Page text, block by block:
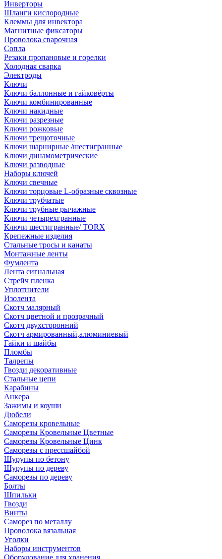
Инверторы
Шланги кислородные
Клеммы для инвектора
Магнитные фиксаторы
Проволока сварочная
Сопла
Резаки пропановые и горелки
Холодная сварка
Электроды
Ключи
Ключи баллонные и гайковёрты
Ключи комбинированные
Ключи накидные
Ключи разрезные
Ключи рожковые
Ключи трещоточные
Ключи шарнирные /шестигранные
Ключи динамометрические
Ключи разводные
Наборы ключей
Ключи свечные
Ключи торцовые L-образные сквозные
Ключи трубчатые
Ключи трубные рычажные
Ключи четырехгранные
Ключи шестигранные/ TORX
Крепежные изделия
Стальные тросы и канаты
Монтажные ленты
Фумлента
Лента сигнальная
Стрейч пленка
Уплотнители
Изолента
Скотч малярный
Скотч цветной и прозрачный
Скотч двухсторонний
Скотч армированный,алюминиевый
Гайки и шайбы
Пломбы
Талрепы
Гвозди декоративные
Стальные цепи
Карабины
Анкера
Зажимы и коуши
Дюбели
Саморезы кровельные
Саморезы Кровельные Цветные
Саморезы Кровельные Цинк
Саморезы с прессшайбой
Шурупы по бетону
Шурупы по дереву
Саморезы по дереву
Болты
Шпильки
Гвозди
Винты
Саморез по металлу
Проволока вязальная
Уголки
Наборы инструментов
Оборудование для хранения